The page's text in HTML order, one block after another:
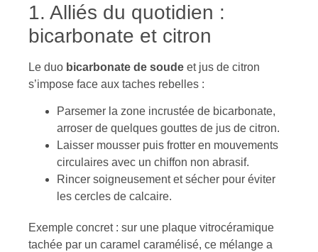
1. Alliés du quotidien :
bicarbonate et citron
Le duo bicarbonate de soude et jus de citron
s’impose face aux taches rebelles :
Parsemer la zone incrustée de bicarbonate,
arroser de quelques gouttes de jus de citron.
Laisser mousser puis frotter en mouvements
circulaires avec un chiffon non abrasif.
Rincer soigneusement et sécher pour éviter
les cercles de calcaire.
Exemple concret : sur une plaque vitrocéramique
tachée par un caramel caramélisé, ce mélange a